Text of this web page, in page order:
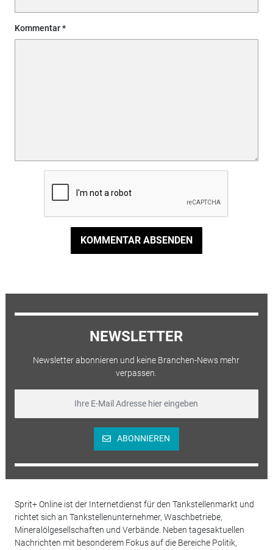
Kommentar
KOMMENTAR ABSENDEN
NEWSLETTER
Newsletter abonnieren und keine Branchen-News mehr
verpassen.
ABONNIEREN
Sprit+ Online ist der Internetdienst für den Tankstellenmarkt und
richtet sich an Tankstellenunternehmer, Waschbetriebe,
Mineralölgesellschaften und Verbände. Neben tagesaktuellen
Nachrichten mit besonderem Fokus auf die Bereiche Politik,